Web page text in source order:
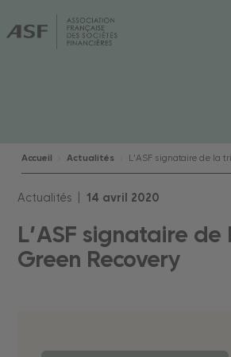
Accueil Actualités L’ASF signataire de la
Actualités |14 avril 2020
L’ASF signataire
Green Recovery